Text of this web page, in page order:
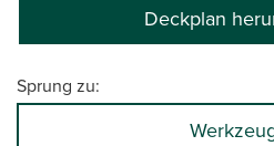
Deckplan
Sprung zu: